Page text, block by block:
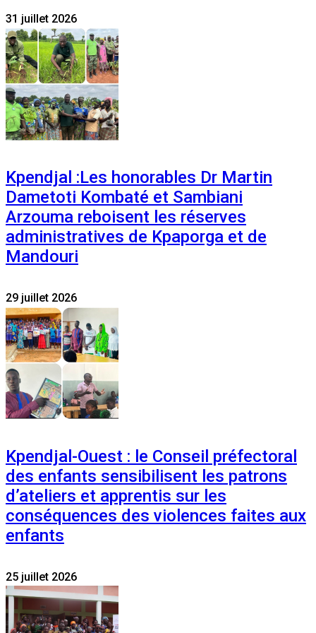
31 juillet 2026
Kpendjal :Les honorables Dr Martin
Dametoti Kombaté et Sambiani
Arzouma reboisent les réserves
administratives de Kpaporga et de
Mandouri
29 juillet 2026
Kpendjal-Ouest : le Conseil préfectoral
des enfants sensibilisent les patrons
d’ateliers et apprentis sur les
conséquences des violences faites aux
enfants
25 juillet 2026